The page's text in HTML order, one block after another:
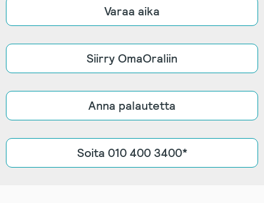
Varaa aika
Siirry OmaOraliin
Anna palautetta
Soita 010 400 3400*